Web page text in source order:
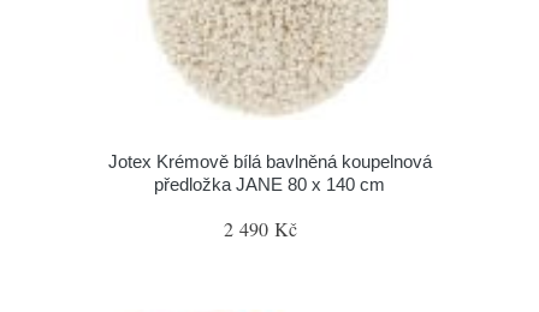
Jotex Krémově bílá bavlněná koupelnová
předložka JANE 80 x 140 cm
2 490 Kč